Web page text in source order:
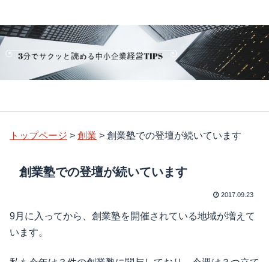
トップページ > 創業 > 創業塾での登壇が続いています
創業塾での登壇が続いています
2017.09.23
9月に入ってから、創業塾を開催されている地域が増えて
います。